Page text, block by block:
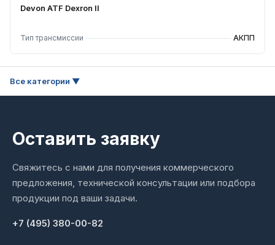
Devon ATF Dexron II
Тип трансмиссии АКПП
Оставить заявку
Свяжитесь с нами для получения коммерческого
предложения, технической консультации или подбора
продукции под ваши задачи.
+7 (495) 380-00-82